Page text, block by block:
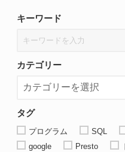
キーワード
カテゴリー
タグ
プログラム SQL
google
Presto